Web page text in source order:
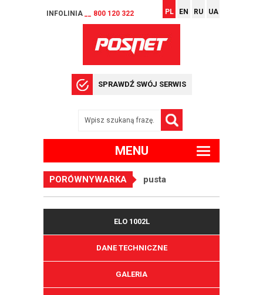
INFOLINIA __ 800 120 322 PL EN RU UA
SPRAWDŹ SWÓJ SERWIS
MENU
PORÓWNYWARKA pusta
ELO 1002L
DANE TECHNICZNE
GALERIA